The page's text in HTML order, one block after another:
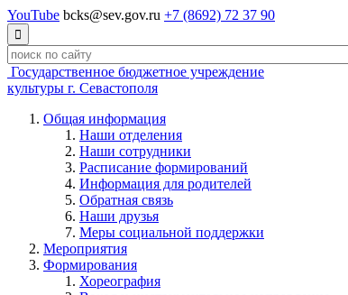
YouTube bcks@sev.gov.ru +7 (8692) 72 37 90

Государственное бюджетное учреждение
культуры г. Севастополя
Общая информация
Наши отделения
Наши сотрудники
Расписание формирований
Информация для родителей
Обратная связь
Наши друзья
Меры социальной поддержки
Мероприятия
Формирования
Хореография